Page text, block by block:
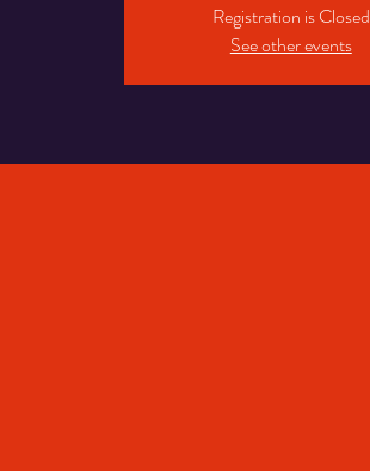
Registration is Closed
See other events